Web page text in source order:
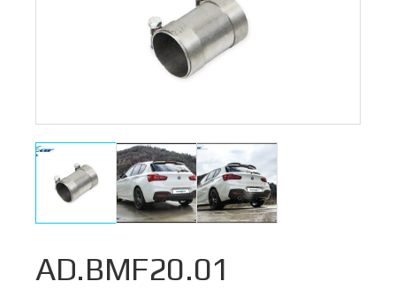
AD.BMF20.01